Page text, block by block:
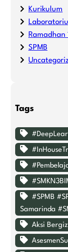
Kurikulum
Ramadhan
SPMB
Tags
#SPMB
Samarinda
Aksi